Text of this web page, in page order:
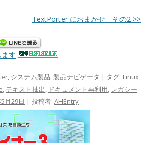
TextPorter におまかせ その2 >>
す
, システム製品,製品ナビゲータ | タグ: Linux
, テキスト抽出, ドキュメント再利用, レガシー
月29日 | 投稿者: AHEntry